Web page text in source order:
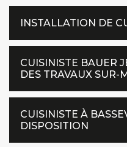
INSTALLATION DE
CUISINISTE BAUER
DES TRAVAUX SUR-
CUISINISTE À
DISPOSITION